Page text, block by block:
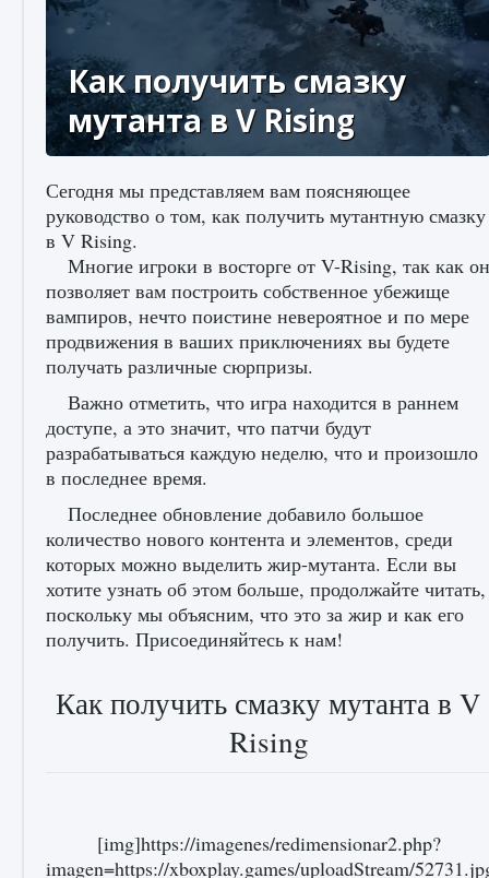
Как получить смазку
мутанта в V Rising
Сегодня мы представляем вам поясняющее
руководство о том, как получить мутантную смазку
в V Rising.
Многие игроки в восторге от V-Rising, так как он
позволяет вам построить собственное убежище
вампиров, нечто поистине невероятное и по мере
продвижения в ваших приключениях вы будете
получать различные сюрпризы.
Важно отметить, что игра находится в раннем
доступе, а это значит, что патчи будут
разрабатываться каждую неделю, что и произошло
в последнее время.
Последнее обновление добавило большое
количество нового контента и элементов, среди
которых можно выделить жир-мутанта. Если вы
хотите узнать об этом больше, продолжайте читать,
поскольку мы объясним, что это за жир и как его
получить. Присоединяйтесь к нам!
Как получить смазку мутанта в V
Rising
[img]https://imagenes/redimensionar2.php?
imagen=https://xboxplay.games/uploadStream/